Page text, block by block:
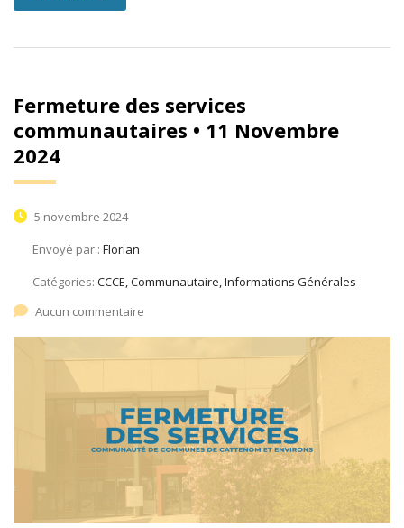
Fermeture des services
communautaires • 11 Novembre
2024
5 novembre 2024
Envoyé par : Florian
Catégories: CCCE, Communautaire, Informations Générales
Aucun commentaire